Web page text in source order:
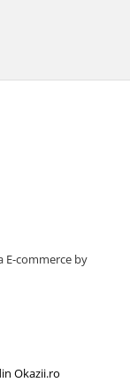
E-commerce by